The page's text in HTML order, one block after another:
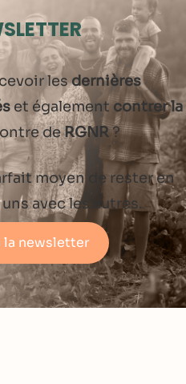
lesdernières
et également contrer la
deRGNR?
moyen de rester en
avec les autres.
la newsletter